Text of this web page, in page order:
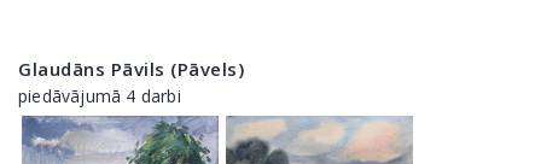
Glaudāns Pāvils (Pāvels)
piedāvājumā 4 darbi